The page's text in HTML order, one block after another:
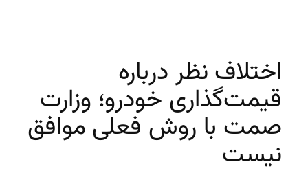
اختلاف نظر درباره
قیمت‌گذاری خودرو؛ وزارت
صمت با روش فعلی موافق
نیست